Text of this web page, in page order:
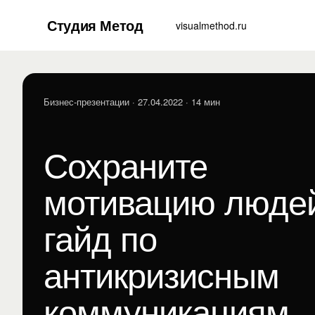
Студия Метод visualmethod.ru
Бизнес-презентации · 27.04.2022 · 14 мин
Сохраните
мотивацию
гайд по
антикризисным